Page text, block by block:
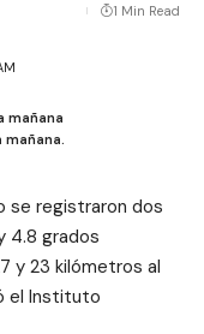
1 Min Read
mañana
mañana.
se registraron dos
4.8 grados
y 23 kilómetros al
el Instituto